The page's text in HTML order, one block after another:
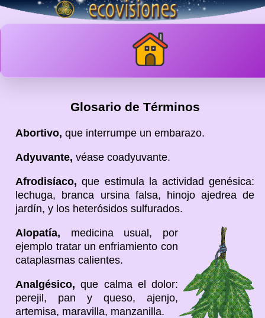
Glosario de Términos
Abortivo,que interrumpe un embarazo.
Adyuvante,véase coadyuvante.
Afrodisíaco,que estimula la actividad genésica:
lechuga, branca ursina falsa, hinojo ajedrea de
jardín, y los heterósidos sulfurados.
Alopatía, medicina usual, por
ejemplo tratar un enfriamiento con
cataplasmas calientes.
Analgésico,que calma el dolor:
perejil, pan y queso, ajenjo,
artemisa, maravilla, manzanilla.